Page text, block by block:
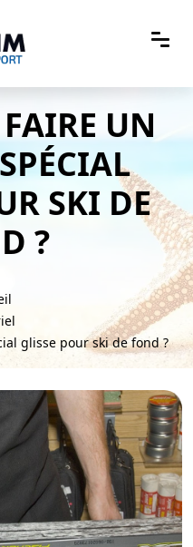
UN
SKI DE
?
glisse pour ski de fond ?